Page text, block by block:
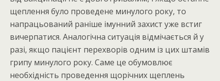
щеплення було проведене минулого року, то
напрацьований раніше імунний захист уже встиг
вичерпатися. Аналогічна ситуація відмічається й у
разі, якщо пацієнт перехворів одним із цих штамів
грипу минулого року. Саме це обумовлює
необхідність проведення щорічних щеплень